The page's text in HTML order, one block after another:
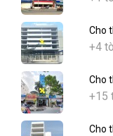
Cho
+4
Cho
+15
Cho